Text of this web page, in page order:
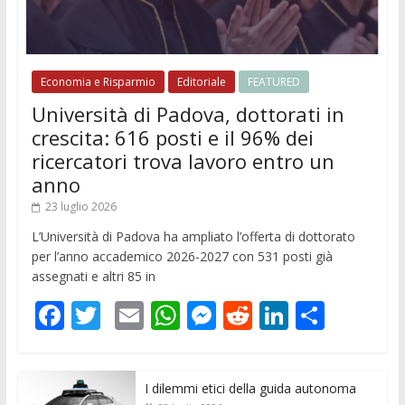
Economia e Risparmio Editoriale FEATURED
Università di Padova, dottorati in
crescita: 616 posti e il 96% dei
ricercatori trova lavoro entro un
anno
23 luglio 2026
L’Università di Padova ha ampliato l’offerta di dottorato
per l’anno accademico 2026-2027 con 531 posti già
assegnati e altri 85 in
F
e
T
itt
E
ai
W M
ss
R Li C
I dilemmi etici della guida autonoma